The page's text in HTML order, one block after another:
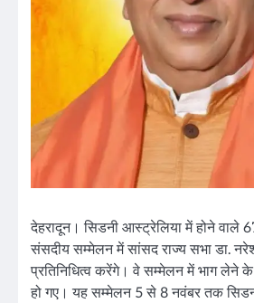
देहरादून। सिडनी आस्ट्रेलिया में होने वाले
संसदीय सम्मेलन में सांसद राज्य सभा डा.
प्रतिनिधित्व करेंगे। वे सम्मेलन में भाग लेने
हो गए। यह सम्मेलन 5 से 8 नवंबर तक